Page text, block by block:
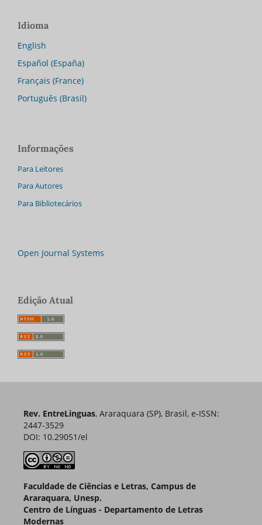
Idioma
English
Español (España)
Français (France)
Português (Brasil)
Informações
Para Leitores
Para Autores
Para Bibliotecários
Open Journal Systems
Edição Atual
Rev. EntreLinguas, Araraquara (SP), Brasil, e-ISSN:
2447-3529
DOI: 10.29051/el
Faculdade de Ciências e Letras, Campus de
Araraquara, Unesp.
Centro de Línguas - Departamento de Letras
Modernas